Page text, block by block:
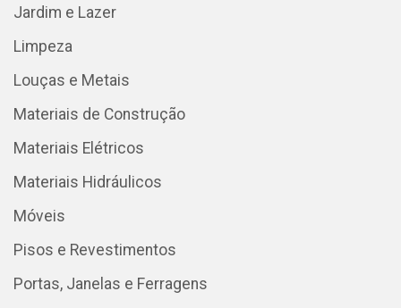
Jardim e Lazer
Limpeza
Louças e Metais
Materiais de Construção
Materiais Elétricos
Materiais Hidráulicos
Móveis
Pisos e Revestimentos
Portas, Janelas e Ferragens